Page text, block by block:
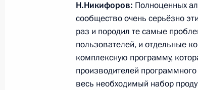
25 сентября 2014 года,
Встреча с руководителем
Михаилом Мишустиным
25 сентября 2014 года, 12:30
Н.Никифоров: Полноценных
сообщество очень серьёзно
раз и породил те самые
пользователей, и отдельные
комплексную программу,
производителей
весь необходимый набор